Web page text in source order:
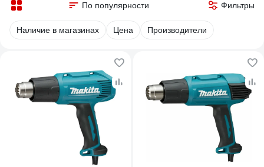
По популярности Фильтры
Наличие в магазинах Цена Производители